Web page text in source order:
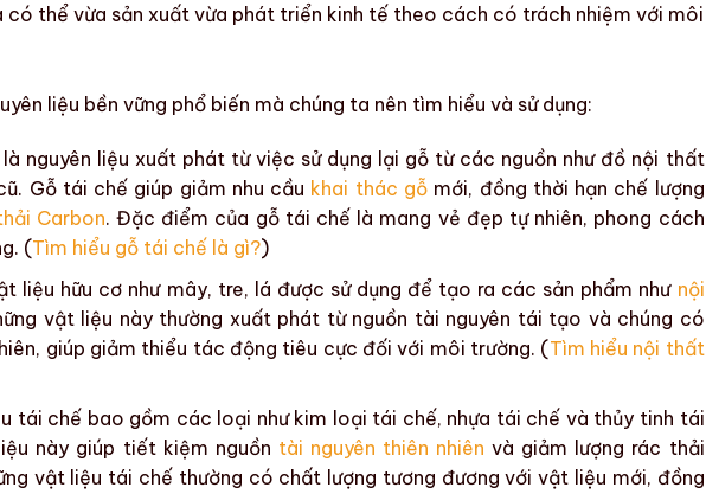
có thể vừa sản xuất vừa phát triển kinh tế theo cách có trách nhiệm với môi
liệu bền vững phổ biến mà chúng ta nên tìm hiểu và sử dụng:
nguyên liệu xuất phát từ việc sử dụng lại gỗ từ các nguồn như đồ nội thất
Gỗ tái chế giúp giảm nhu cầu khai thác gỗmới, đồng thời hạn chế lượng
Carbon.Đặc điểm của gỗ tái chế là mang vẻ đẹp tự nhiên, phong cách
(Tìm hiểu gỗ tái chế là gì?)
liệu hữu cơ như mây, tre, lá được sử dụng để tạo ra các sản phẩm như nội
vật liệu này thường xuất phát từ nguồn tài nguyên tái tạo và chúng có
giúp giảm thiểu tác động tiêu cực đối với môi trường. (Tìm hiểu nội thất
tái chế bao gồm các loại như kim loại tái chế, nhựa tái chế và thủy tinh tái
này giúp tiết kiệm nguồn tài nguyên thiên nhiên và giảm lượng rác thải
vật liệu tái chế thường có chất lượng tương đương với vật liệu mới, đồng